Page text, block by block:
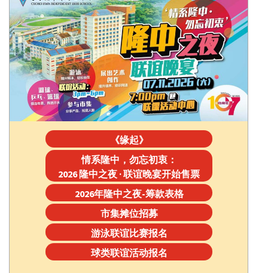
《缘起》
情系隆中，勿忘初衷：
2026 隆中之夜 · 联谊晚宴开始售票
2026年隆中之夜-筹款表格
市集摊位招募
游泳联谊比赛报名
球类联谊活动报名